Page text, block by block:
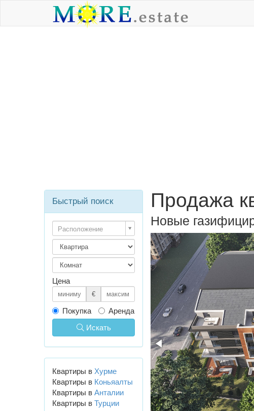
Продажа
Новые
Быстрый поиск
Расположение
Цена
€
Покупка
Аренда
Искать
Квартиры в Хурме
Квартиры в Коньяалты
Квартиры в Анталии
Квартиры в Турции